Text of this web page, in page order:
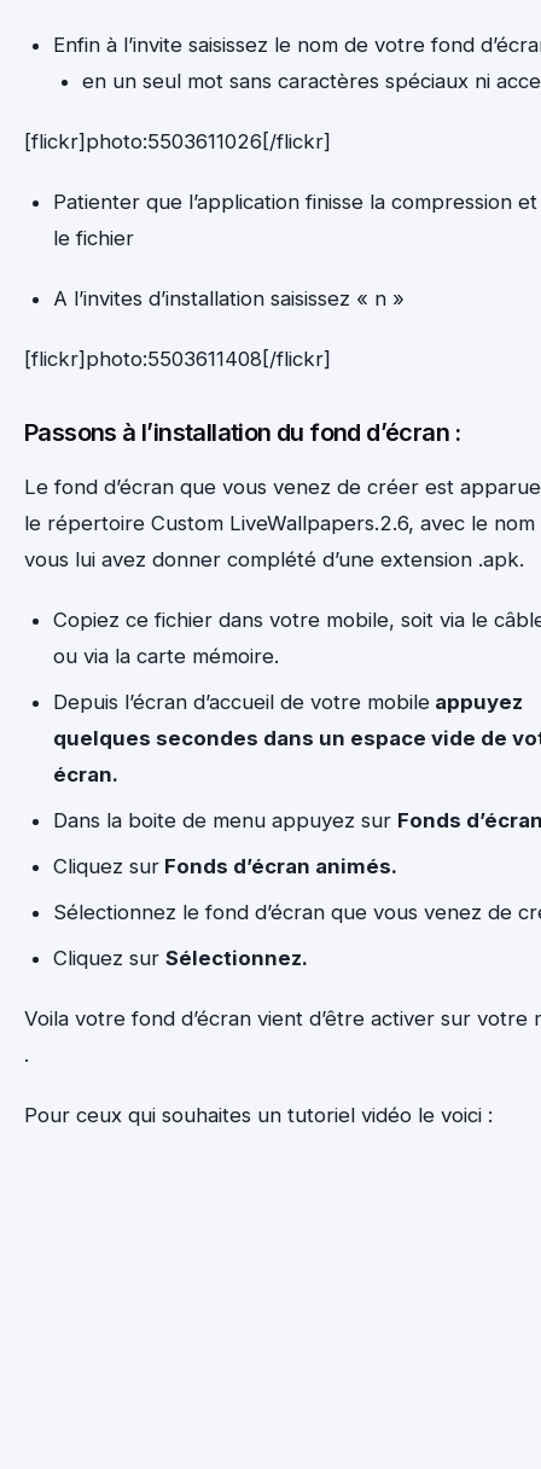
Enfin à l’invite saisissez le nom de votre fond
en un seul mot sans caractères spéciaux ni
[flickr]photo:5503611026[/flickr]
Patienter que l’application finisse la compression
le fichier
A l’invites d’installation saisissez « n »
[flickr]photo:5503611408[/flickr]
Passons à l’installation du fond d’écran :
Le fond d’écran que vous venez de créer est
le répertoire Custom LiveWallpapers.2.6, avec le nom
vous lui avez donner complété d’une extension .apk.
Copiez ce fichier dans votre mobile, soit via le
ou via la carte mémoire.
Depuis l’écran d’accueil de votre mobile appuyez
quelques secondes dans un espace vide de
écran.
Dans la boite de menu appuyez sur Fonds
Cliquez sur Fonds d’écran animés.
Sélectionnez le fond d’écran que vous venez de
Cliquez sur Sélectionnez.
Voila votre fond d’écran vient d’être activer sur votre
.
Pour ceux qui souhaites un tutoriel vidéo le voici :